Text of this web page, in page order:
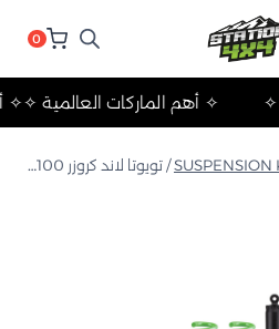
0
✧ أهم الماركات ✧
SUSPENSION
/ تويوتا لاند كروزر 100 سلسلة 1998 – 2007 المرحلة 3 خلية رغوية برو